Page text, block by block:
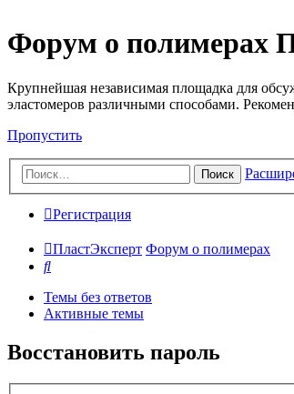
Форум о полимерах
Крупнейшая независимая площадка для
эластомеров различными способами.
Пропустить
Поиск
Регистрация
ПластЭксперт Форум о полимерах
Поиск
Темы без ответов
Активные темы
Восстановить пароль